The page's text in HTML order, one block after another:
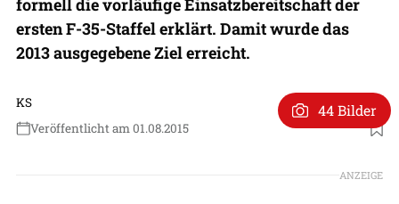
ersten F-35-Staffel erklärt. Damit wurde das
2013 ausgegebene Ziel erreicht.
KS
Veröffentlicht am 01.08.2015
44 Bilder
ANZEIGE